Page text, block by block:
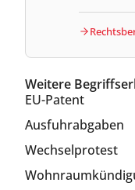
Weitere
EU-Patent
Ausfuhrabgaben
Wechselprotest